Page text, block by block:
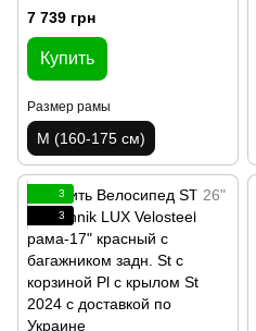
7 739 грн
Купить
Размер рамы
M (160-175 см)
3
3